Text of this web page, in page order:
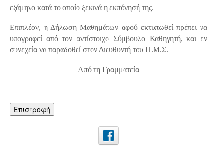
εξάμηνο κατά το οποίο ξεκινά η εκπόνησή της.
Επιπλέον, η Δήλωση Μαθημάτων αφού εκτυπωθεί πρέπει να
υπογραφεί από τον αντίστοιχο Σύμβουλο Καθηγητή, και εν
συνεχεία να παραδοθεί στον Διευθυντή του Π.Μ.Σ.
Από τη Γραμματεία
Επιστροφή